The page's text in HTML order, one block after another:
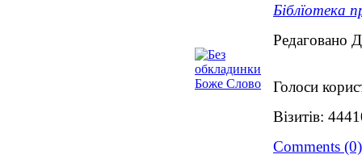
Біблїотека
Редаговано
Голоси
Візитів:
Comments (0)